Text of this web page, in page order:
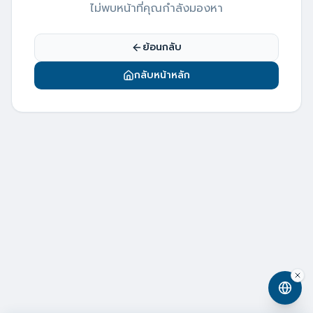
ไม่พบหน้าที่คุณกำลังมองหา
ย้อนกลับ
กลับหน้าหลัก